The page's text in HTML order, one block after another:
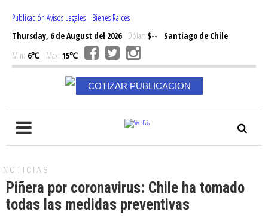
Publicación Avisos Legales | Bienes Raices
Thursday, 6 de August del 2026Dólar: $--
Santiago de Chile
Min: 6℃ Max: 15℃
COTIZAR PUBLICACION
NOTICIAS
Piñera por coronavirus: Chile ha tomado
todas las medidas preventivas